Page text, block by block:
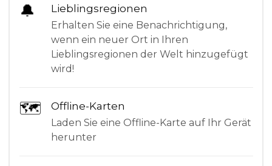
🔔 Lieblingsregionen
Erhalten Sie eine Benachrichtigung,
wenn ein neuer Ort in Ihren
Lieblingsregionen der Welt hinzugefügt
wird!
🗺 Offline-Karten
Laden Sie eine Offline-Karte auf Ihr Gerät
herunter